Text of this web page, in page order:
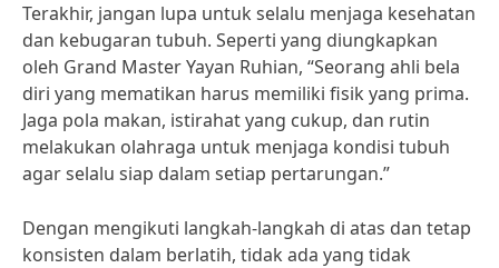
Terakhir, jangan lupa untuk selalu menjaga kesehatan
dan kebugaran tubuh. Seperti yang diungkapkan
oleh Grand Master Yayan Ruhian, “Seorang ahli bela
diri yang mematikan harus memiliki fisik yang prima.
Jaga pola makan, istirahat yang cukup, dan rutin
melakukan olahraga untuk menjaga kondisi tubuh
agar selalu siap dalam setiap pertarungan.”
Dengan mengikuti langkah-langkah di atas dan tetap
konsisten dalam berlatih, tidak ada yang tidak